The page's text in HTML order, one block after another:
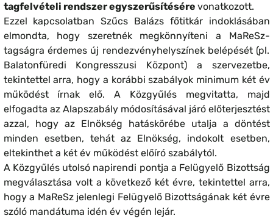
tagfelvételi rendszer egyszerűsítésére vonatkozott.
Ezzel kapcsolatban Szűcs Balázs főtitkár indoklásában
elmondta, hogy szeretnék megkönnyíteni a MaReSz-
tagságra érdemes új rendezvényhelyszínek belépését (pl.
Balatonfüredi Kongresszusi Központ) a szervezetbe,
tekintettel arra, hogy a korábbi szabályok minimum két év
működést írnak elő. A Közgyűlés megvitatta, majd
elfogadta az Alapszabály módosításával járó előterjesztést
azzal, hogy az Elnökség hatáskörébe utalja a döntést
minden esetben, tehát az Elnökség, indokolt esetben,
eltekinthet a két év működést előíró szabálytól.
A Közgyűlés utolsó napirendi pontja a Felügyelő Bizottság
megválasztása volt a következő két évre, tekintettel arra,
hogy a MaReSz jelenlegi Felügyelő Bizottságának két évre
szóló mandátuma idén év végén lejár.